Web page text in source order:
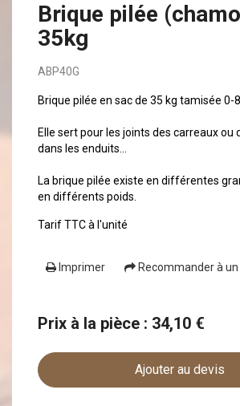
Brique pilée
35kg
ABP40G
Brique pilée en sac de 35 kg tamisée 0-8
Elle sert pour les joints des carreaux ou
dans les enduits...
La brique pilée existe en différentes
en différents poids.
Tarif TTC à l'unité
Imprimer Recommander à
Prix à la pièce : 34,10 €
Ajouter au devis